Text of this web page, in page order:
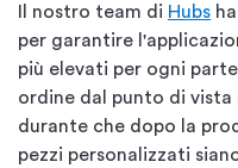
Il nostro team di Hubs
per garantire
più elevati per ogni
ordine dal punto di vista
durante che dopo la
pezzi personalizzati